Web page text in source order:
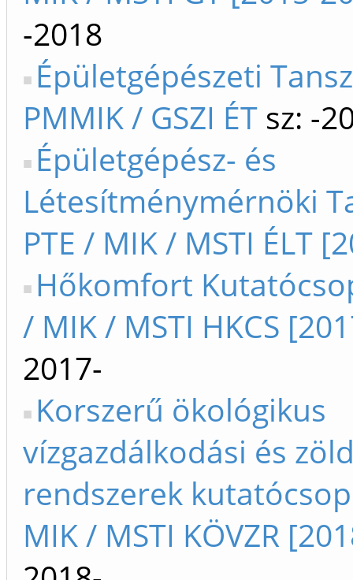
-2018
Épületgépészeti
PMMIK / GSZI ÉT sz: -
Épületgépész- és
Létesítménymérnöki
PTE / MIK / MSTI ÉLT
Hőkomfort
/ MIK / MSTI HKCS
2017-
Korszerű ökológikus
vízgazdálkodási és
rendszerek
MIK / MSTI KÖVZR